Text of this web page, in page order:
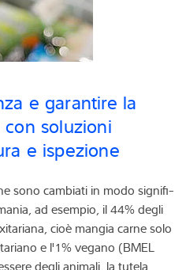
e garantire la
soluzioni
e ispezione
sono cambiati in modo signifi-
ad esempio, il 44% degli
cioè mangia carne solo
e l'1% vegano (BMEL
degli animali, la tutela